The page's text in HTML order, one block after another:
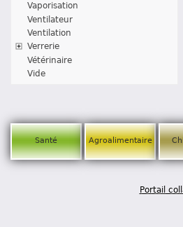
Vaporisation
Ventilateur
Ventilation
Verrerie
Vétérinaire
Vide
Santé Agroalimentaire
Portail